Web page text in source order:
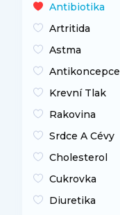
Antibiotika
Artritida
Astma
Antikoncepce
Krevní Tlak
Rakovina
Srdce A Cévy
Cholesterol
Cukrovka
Diuretika